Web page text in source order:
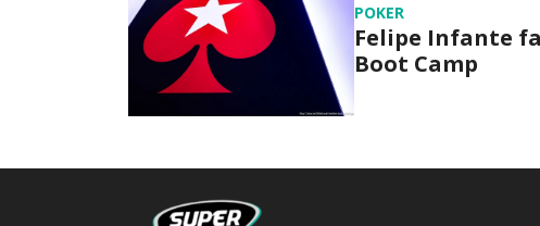
POKER
Felipe Infante
Boot Camp